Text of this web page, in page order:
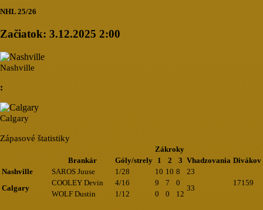
NHL 25/26
Začiatok: 3.12.2025 2:00
Nashville
:
Calgary
Zápasové štatistiky
Zákroky
Brankár
Góly/strely 1 2 3 Vhadzovania Divákov
Nashville
SAROS Juuse 1/28 10 10 8
23
17159
Calgary
COOLEY Devin 4/16 9 7 0
33
WOLF Dustin 1/12 0 0 12